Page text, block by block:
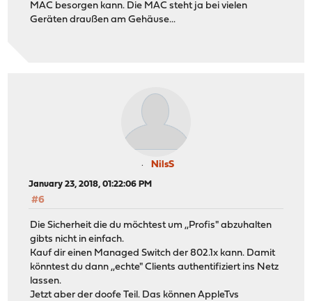
MAC besorgen kann. Die MAC steht ja bei vielen
Geräten draußen am Gehäuse...
NilsS
January 23, 2018, 01:22:06 PM
#6
Die Sicherheit die du möchtest um ,,Profis" abzuhalten
gibts nicht in einfach.
Kauf dir einen Managed Switch der 802.1x kann. Damit
könntest du dann ,,echte" Clients authentifiziert ins Netz
lassen.
Jetzt aber der doofe Teil. Das können AppleTvs